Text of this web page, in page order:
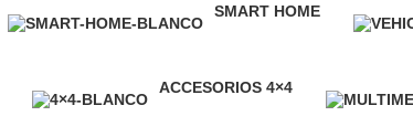
SMART HOME
ACCESORIOS 4×4